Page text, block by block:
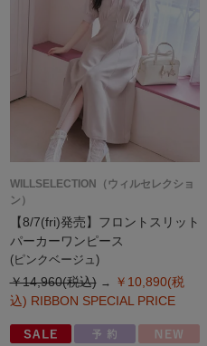
WILLSELECTION（ウィルセレクショ
ン）
【8/7(fri)発売】フロントスリット
パーカーワンピース
(ピンクベージュ)
￥14,960(税込)
￥10,890(税
込) RIBBON SPECIAL PRICE